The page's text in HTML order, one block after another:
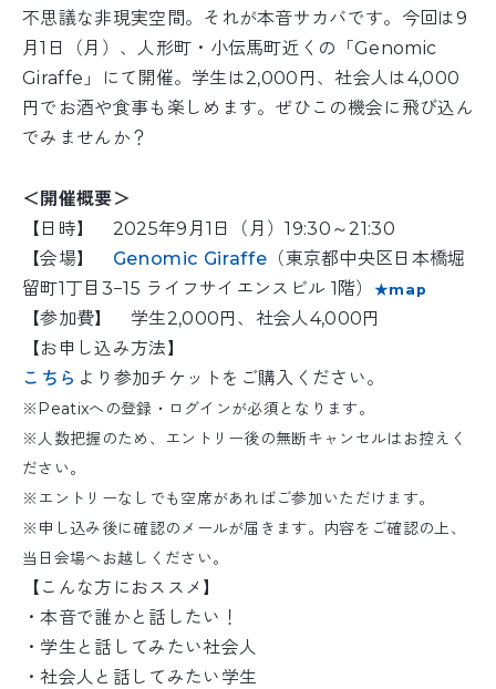
不思議な非現実空間。それが本音サカバです。今回は9
月1日（月）、人形町・小伝馬町近くの「Genomic
Giraffe」にて開催。学生は2,000円、社会人は4,000
円でお酒や食事も楽しめます。ぜひこの機会に飛び込ん
でみませんか？
＜開催概要＞
【日時】 2025年9月1日（月）19:30～21:30
【会場】 Genomic Giraffe （東京都中央区日本橋堀
留町1丁目3−15 ライフサイエンスビル 1階）
★map
【参加費】 学生2,000円、社会人4,000円
【お申し込み方法】
こちら より参加チケットをご購入ください。
※Peatixへの登録・ログインが必須となります。
※人数把握のため、エントリー後の無断キャンセルはお控えく
ださい。
※エントリーなしでも空席があればご参加いただけます。
※申し込み後に確認のメールが届きます。内容をご確認の上、
当日会場へお越しください。
【こんな方におススメ】
・本音で誰かと話したい！
・学生と話してみたい社会人
・社会人と話してみたい学生